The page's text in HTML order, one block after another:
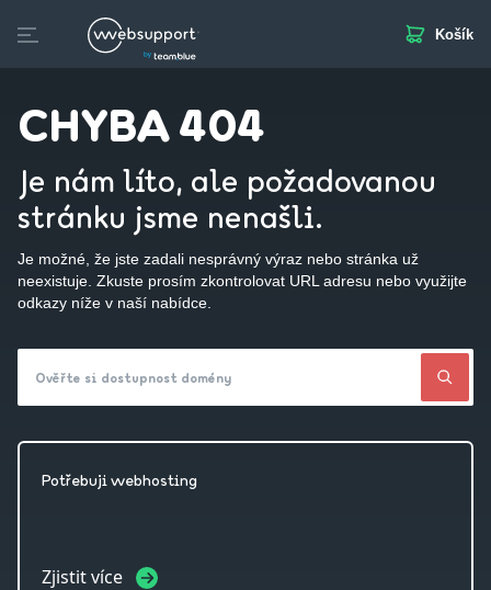
Skip
Košík
CHYBA 404
Je nám líto, ale požadovanou
stránku jsme nenašli.
Je možné, že jste zadali nesprávný výraz nebo stránka už
neexistuje. Zkuste prosím zkontrolovat URL adresu nebo využijte
odkazy níže v naší nabídce.
Ověřte si dostupnost domény
Potřebuji webhosting
Zjistit více